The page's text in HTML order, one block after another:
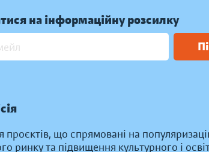
на інформаційну розсилку
проєктів, що спрямовані на
ринку та підвищення культурного і